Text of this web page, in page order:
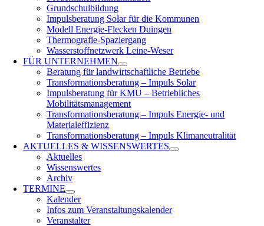
Grundschulbildung
Impulsberatung Solar für die Kommunen
Modell Energie-Flecken Duingen
Thermografie-Spaziergang
Wasserstoffnetzwerk Leine-Weser
FÜRUNTERNEHMEN
Beratung für landwirtschaftliche Betriebe
Transformationsberatung – Impuls Solar
Impulsberatung für KMU – Betriebliches
Mobilitätsmanagement
Transformationsberatung – Impuls Energie- und
Materialeffizienz
Transformationsberatung – Impuls Klimaneutralität
AKTUELLES &WISSENSWERTES
Aktuelles
Wissenswertes
Archiv
TERMINE
Kalender
Infos zum Veranstaltungskalender
Veranstalter